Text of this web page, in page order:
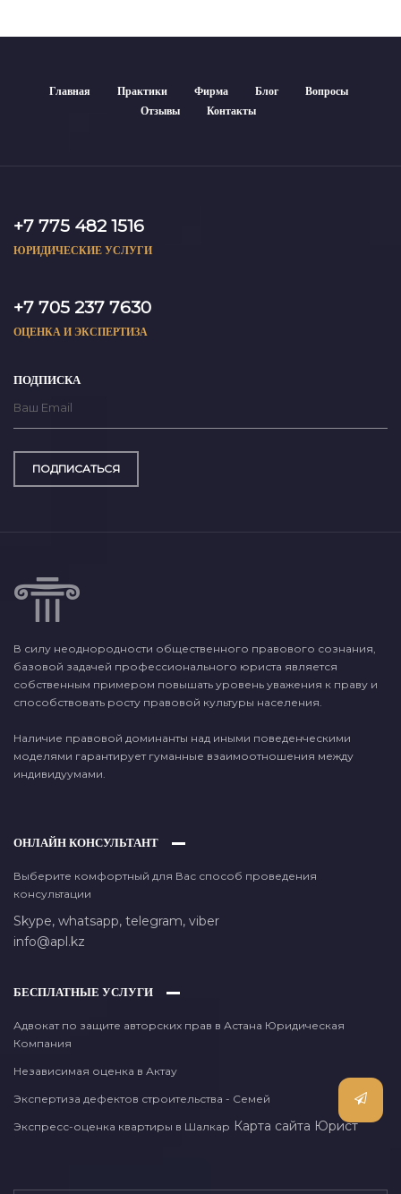
Главная Практики Фирма Блог
Вопросы
Отзывы
Контакты
+7 775 482 1516
ЮРИДИЧЕСКИЕ УСЛУГИ
+7 705 237 7630
ОЦЕНКА И ЭКСПЕРТИЗА
ПОДПИСКА
ПОДПИСАТЬСЯ
В силу неоднородности общественного правового сознания,
базовой задачей профессионального юриста является
собственным примером повышать уровень уважения к праву и
способствовать росту правовой культуры населения.
Наличие правовой доминанты над иными поведенческими
моделями гарантирует гуманные взаимоотношения между
индивидуумами.
ОНЛАЙН КОНСУЛЬТАНТ
Выберите комфортный для Вас способ проведения
консультации
Skype, whatsapp, telegram, viber
info@apl.kz
БЕСПЛАТНЫЕ УСЛУГИ
Адвокат по защите авторских прав в Астана Юридическая
Компания
Независимая оценка в Актау
Экспертиза дефектов строительства - Семей
Экспресс-оценка квартиры в Шалкар Карта сайта Юрист